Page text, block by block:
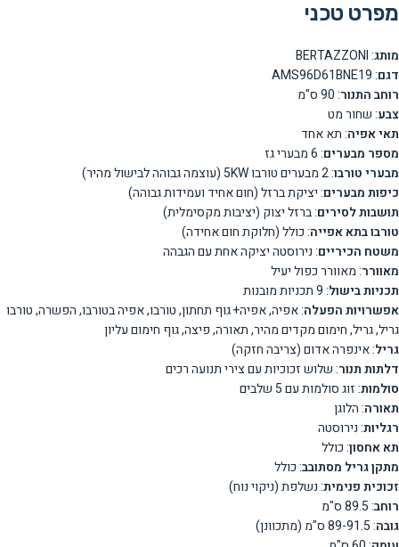
מפרט טכני
מותג: BERTAZZONI
דגם: AMS96D61BNE19
רוחב התנור: 90 ס"מ
צבע: שחור מט
תאי אפיה: תא אחד
מספר מבערים: 6 מבערי גז
מבערי טורבו: 2 מבערים טורבו 5KW (עוצמה גבוהה לבישול מהיר)
כיפות מבערים: יציקת ברזל (חום אחיד ועמידות גבוהה)
תושבות לסירים: ברזל יצוק (יציבות מקסימלית)
טורבו בתא אפייה: כולל (חלוקת חום אחידה)
משטח הכיריים: נירוסטה יציקה אחת עם הגבהה
מאוורר: מאוורר כפול יעיל
תכניות בישול: 9 תכניות מובנות
אפשרויות הפעלה: אפיה, אפיה+ גוף תחתון, טורבו, אפיה בטורבו, הפשרה, טורבו
גריל, גריל, חימום מקדים מהיר, תאורה, פיצה, גוף חימום עליון
גריל: אינפרה אדום (צריבה חזקה)
דלתות תנור: שלוש זכוכיות עם צירי תנועה רכים
סולמות: זוג סולמות עם 5 שלבים
תאורה: הלוגן
רגליות: נירוסטה
תא אחסון: כולל
מתקן גריל מסתובב: כולל
זכוכית פנימית: נשלפת (ניקוי נוח)
רוחב: 89.5 ס"מ
גובה: 89-91.5 ס"מ (מתכוונן)